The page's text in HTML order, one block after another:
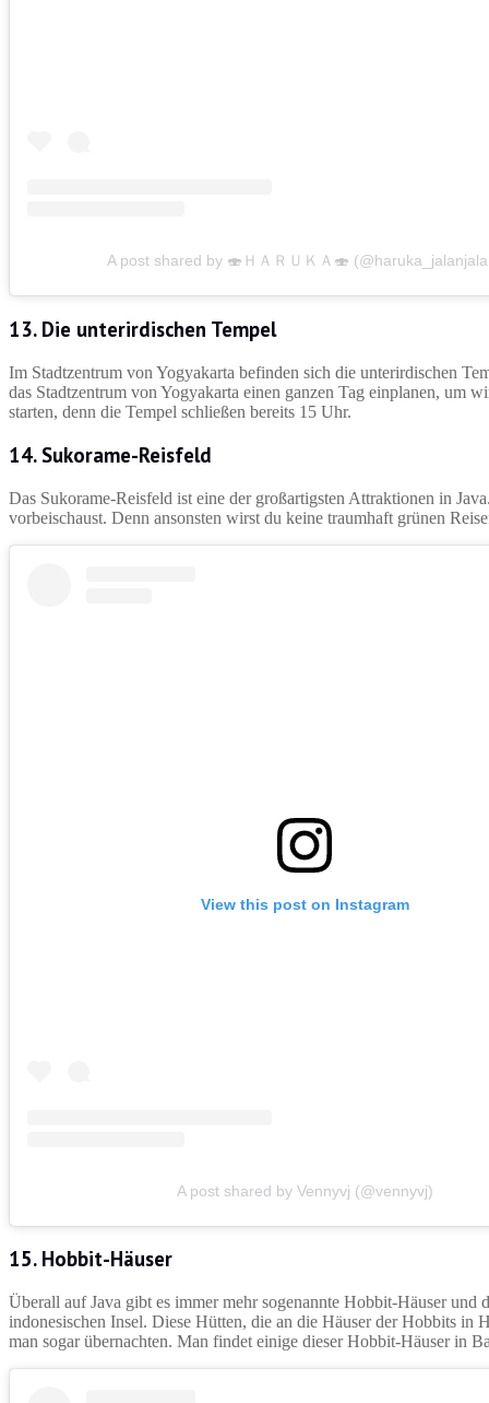
A post shared by 🍣ＨＡＲＵＫＡ🍣
13. Die unterirdischen Tempel
Im Stadtzentrum von Yogyakarta befinden sich die unterirdischen
das Stadtzentrum von Yogyakarta einen ganzen Tag einplanen, um
starten, denn die Tempel schließen bereits 15 Uhr.
14. Sukorame-Reisfeld
Das Sukorame-Reisfeld ist eine der großartigsten Attraktionen in
vorbeischaust. Denn ansonsten wirst du keine traumhaft grünen
View this post on Instagram
A post shared by Vennyvj (@vennyvj)
15. Hobbit-Häuser
Überall auf Java gibt es immer mehr sogenannte Hobbit-Häuser
indonesischen Insel. Diese Hütten, die an die Häuser der Hobbits
man sogar übernachten. Man findet einige dieser Hobbit-Häuser in